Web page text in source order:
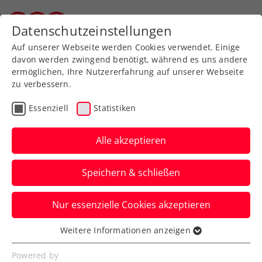
Zurück zur Newsübersicht
Turniere
ATP-Challenger Ottignies-
Louvain-la-Neuve:
Weissborn gelingt großer
Doppelcoup
Das ÖTV-Ass sichert sich in Belgien bei
einem großen ATP-125-Challenger den
Turniersieg.
Datenschutzeinstellungen
Auf unserer Webseite werden Cookies verwendet. Einige
davon werden zwingend benötigt, während es uns andere
ermöglichen, Ihre Nutzererfahrung auf unserer Webseite
zu verbessern.
Essenziell Statistiken
Alle akzeptieren
Speichern & schließen
Nur essenzielle Cookies akzeptieren
Essenziell
Essenzielle Cookies werden für grundlegende
Weitere Informationen anzeigen
Powered by